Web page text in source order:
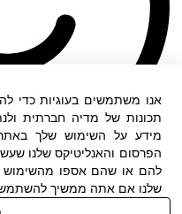
אנו משתמשים בעוגיות כדי
תכונות של מדיה חברתית
מידע על השימוש שלך
הפרסום והאנליטיקס שלנו
להם או שהם אספו מהשימוש
שלנו אם אתה ממשיך להשתמש